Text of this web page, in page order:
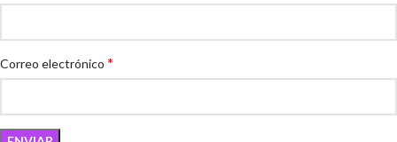
Correo electrónico *